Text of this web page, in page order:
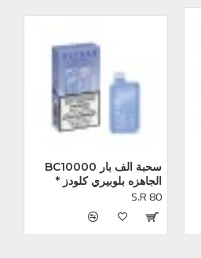
الجاهزه بلوبيري كلودز *
S.R 80